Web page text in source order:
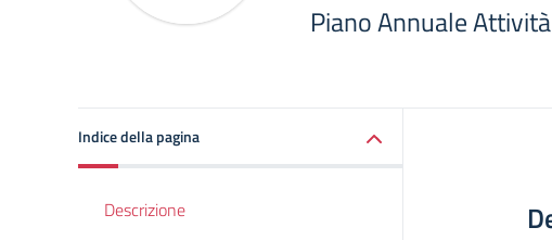
Piano Annuale
Indice della pagina
Descrizione